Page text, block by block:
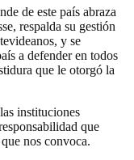
de este país abraza
respalda su gestión
y se
a defender en todos
que le otorgó la
instituciones
que
nos convoca.